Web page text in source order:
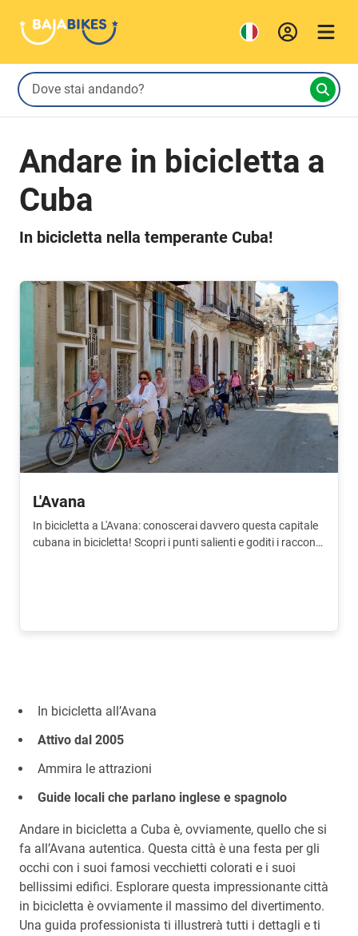
Andare in bicicletta a
Cuba
In bicicletta nella temperante Cuba!
L'Avana
In bicicletta a L'Avana: conoscerai davvero questa capitale
cubana in bicicletta! Scopri i punti salienti e goditi i racconti
In bicicletta all’Avana
Attivo dal 2005
Ammira le attrazioni
Guide locali che parlano inglese e spagnolo
Andare in bicicletta a Cuba è, ovviamente, quello che si
fa all’Avana autentica. Questa città è una festa per gli
occhi con i suoi famosi vecchietti colorati e i suoi
bellissimi edifici. Esplorare questa impressionante città
in bicicletta è ovviamente il massimo del divertimento.
Una guida professionista ti illustrerà tutti i dettagli e ti